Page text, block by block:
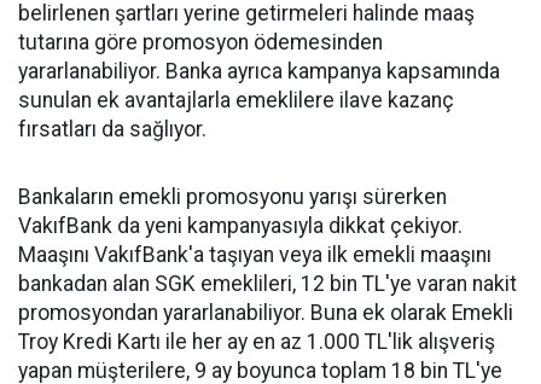
belirlenen şartları yerine getirmeleri halinde maaş
tutarına göre promosyon ödemesinden
yararlanabiliyor. Banka ayrıca kampanya kapsamında
sunulan ek avantajlarla emeklilere ilave kazanç
fırsatları da sağlıyor.
Bankaların emekli promosyonu yarışı sürerken
VakıfBank da yeni kampanyasıyla dikkat çekiyor.
Maaşını VakıfBank'a taşıyan veya ilk emekli maaşını
bankadan alan SGK emeklileri, 12 bin TL'ye varan nakit
promosyondan yararlanabiliyor. Buna ek olarak Emekli
Troy Kredi Kartı ile her ay en az 1.000 TL'lik alışveriş
yapan müşterilere, 9 ay boyunca toplam 18 bin TL'ye